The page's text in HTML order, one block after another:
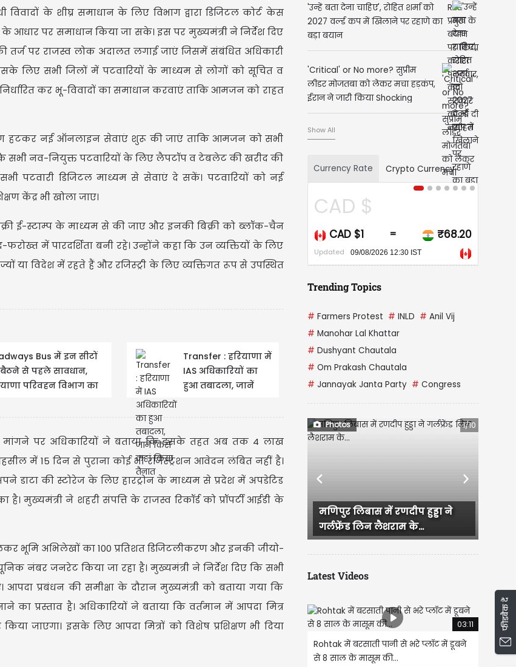
के शीघ्र समाधान के लिए विभाग द्वारा डिजिटल कोर्ट केस
आधार पर समाधान किया जा सके। इस पर मुख्यमंत्री ने निर्देश दिए
तर्ज पर राजस्व लोक अदालत लगाई जाएं जिसमें संबंधित अधिकारी
लिए सभी जिलों में पटवारियों के माध्यम से लोगों को सूचित व
कर भू-विवादों का समाधान करवाएं ताकि आमजन को राहत
हटकर नई ऑनलाइन सेवाएं शुरू की जाएं ताकि आमजन को सभी
सभी नव-नियुक्त पटवारियों के लिए लैपटॉप व टेबलेट की खरीद की
पटवारी डिजिटल माध्यम से सेवाएं दे सकें। पटवारियों को नई
केंद्र भी खोला जाए।
ई-स्टाम्प के माध्यम से की जाए और इनकी बिक्री को ब्लॉक-चैन
में पारदर्शिता बनी रहे। उन्होंने कहा कि उन व्यक्तियों के लिए
या विदेश में रहते हैं और रजिस्ट्री के लिए व्यक्तिगत रूप से उपस्थित
Bus में इन सीटों
से पहले सावधान,
परिवहन विभाग का
Transfer : हरियाणा में
IAS अधिकारियों का
हुआ तबादला, जानें
मांगने पर अधिकारियों ने बताया कि इसके तहत अब तक 4 लाख
में 15 दिन से पुराना कोई भी रजिस्ट्रेशन आवेदन लंबित नहीं है।
डाटा की स्टोरेज के लिए हारट्रोन के माध्यम से प्रदेश में अपडेटिड
मुख्यमंत्री ने शहरी संपत्ति के राजस्व रिकॉर्ड को प्रॉपर्टी आईडी के
भूमि अभिलेखों का 100 प्रतिशत डिजिटलीकरण और इनकी जीयो-
नंबर जनरेट किया जा रहा है। मुख्यमंत्री ने निर्देश दिए कि सभी
प्रबंधन की समीक्षा के दौरान मुख्यमंत्री को बताया गया कि
प्रस्ताव है। अधिकारियों ने बताया कि वर्तमान में आपदा मित्र
जाएगा। इसके लिए आपदा मित्रों को विशेष प्रशिक्षण भी दिया
'उन्हें बता देना चाहिए', रोहित शर्मा को
2027 वर्ल्ड कप में खिलाने पर रहाणे का
बड़ा बयान
'Critical' or No more? सुप्रीम
लीडर मोजतबा को लेकर मचा हड़कंप,
ईरान ने जारी किया Shocking
वीडियो
Show All
Currency Rate Crypto Currency
CAD $1 ₹68.20
Updated
USD $
USD $1 =
Updated 09/08/2026 12:30 IST
Trending Topics
# Farmers Protest # INLD # Anil Vij
# Manohar Lal Khattar
# Dushyant Chautala
# Om Prakash Chautala
# Jannayak Janta Party # Congress
Photos 1/10
मणिपुर लिबास में रणदीप हुड्डा ने
राजस्थान में हुई भव्य बिश्नोई और
IAS परी की सगाई, दादी और...
Previous Next
Latest Videos
03:11
Rohtak में बरसाती पानी से भरे प्लॉट में डूबने
से 8 साल के मासूम की...
फीडबैक दें